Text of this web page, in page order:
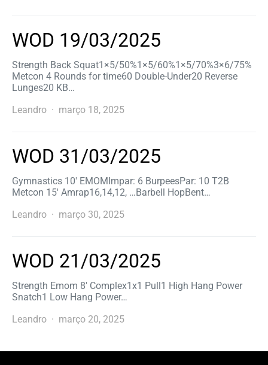
WOD 19/03/2025
Strength Back Squat1×5/50%1×5/60%1×5/70%3×6/75%
Metcon 4 Rounds for time60 Double-Under20 Reverse
Lunges20 KB…
Leandro
março 18, 2025
WOD 31/03/2025
Gymnastics 10′ EMOMImpar: 6 BurpeesPar: 10 T2B
Metcon 15′ Amrap16,14,12, …Barbell HopBent…
Leandro
março 30, 2025
WOD 21/03/2025
Strength Emom 8′ Complex1x1 Pull1 High Hang Power
Snatch1 Low Hang Power…
Leandro
março 20, 2025